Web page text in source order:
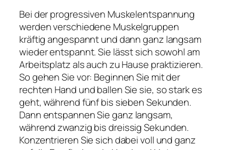
Bei der progressiven Muskelentspannung
werden verschiedene Muskelgruppen
kräftig angespannt und dann ganz langsam
wieder entspannt. Sie lässt sich sowohl am
Arbeitsplatz als auch zu Hause praktizieren.
So gehen Sie vor: Beginnen Sie mit der
rechten Hand und ballen Sie sie, so stark es
geht, während fünf bis sieben Sekunden.
Dann entspannen Sieganz langsam,
währendzwanzig bis dreissig Sekunden.
Konzentrieren Sie sich dabei voll und ganz